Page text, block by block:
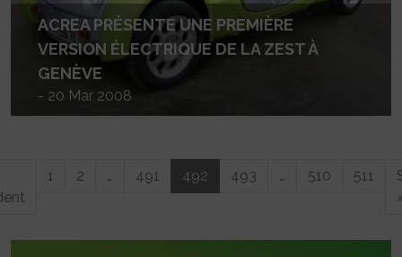
ACREA PRÉSENTE UNE PREMIÈRE
VERSION ÉLECTRIQUE DE LA ZEST À
GENÈVE
- 20 Mar 2008
1 2 … 491 492 493 … 510 511